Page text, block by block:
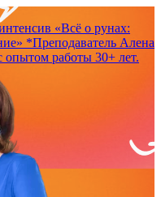
«Всё о рунах:
*Преподаватель Аленa
работы 30+ лет.